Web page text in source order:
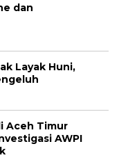
dan
Layak Huni,
Aceh Timur
AWPI